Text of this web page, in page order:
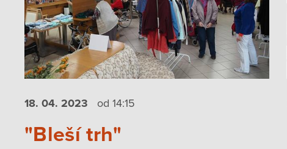
18. 04. 2023 od 14:15
"Bleší trh"